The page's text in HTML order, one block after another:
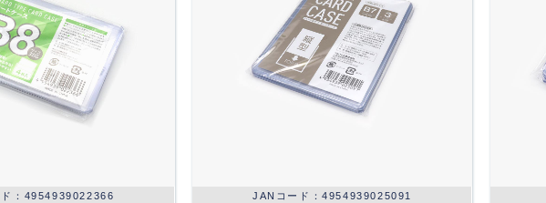
4954939022366 4954939025091